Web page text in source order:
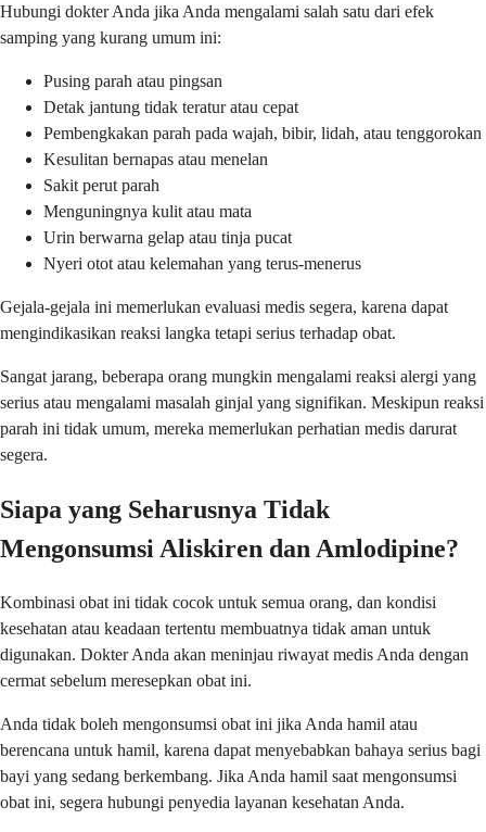
Hubungi dokter Anda jika Anda mengalami salah satu dari efek
samping yang kurang umum ini:
Pusing parah atau pingsan
Detak jantung tidak teratur atau cepat
Pembengkakan parah pada wajah, bibir, lidah, atau tenggorokan
Kesulitan bernapas atau menelan
Sakit perut parah
Menguningnya kulit atau mata
Urin berwarna gelap atau tinja pucat
Nyeri otot atau kelemahan yang terus-menerus
Gejala-gejala ini memerlukan evaluasi medis segera, karena dapat
mengindikasikan reaksi langka tetapi serius terhadap obat.
Sangat jarang, beberapa orang mungkin mengalami reaksi alergi yang
serius atau mengalami masalah ginjal yang signifikan. Meskipun reaksi
parah ini tidak umum, mereka memerlukan perhatian medis darurat
segera.
Siapa yang Seharusnya Tidak
Mengonsumsi Aliskiren dan Amlodipine?
Kombinasi obat ini tidak cocok untuk semua orang, dan kondisi
kesehatan atau keadaan tertentu membuatnya tidak aman untuk
digunakan. Dokter Anda akan meninjau riwayat medis Anda dengan
cermat sebelum meresepkan obat ini.
Anda tidak boleh mengonsumsi obat ini jika Anda hamil atau
berencana untuk hamil, karena dapat menyebabkan bahaya serius bagi
bayi yang sedang berkembang. Jika Anda hamil saat mengonsumsi
obat ini, segera hubungi penyedia layanan kesehatan Anda.